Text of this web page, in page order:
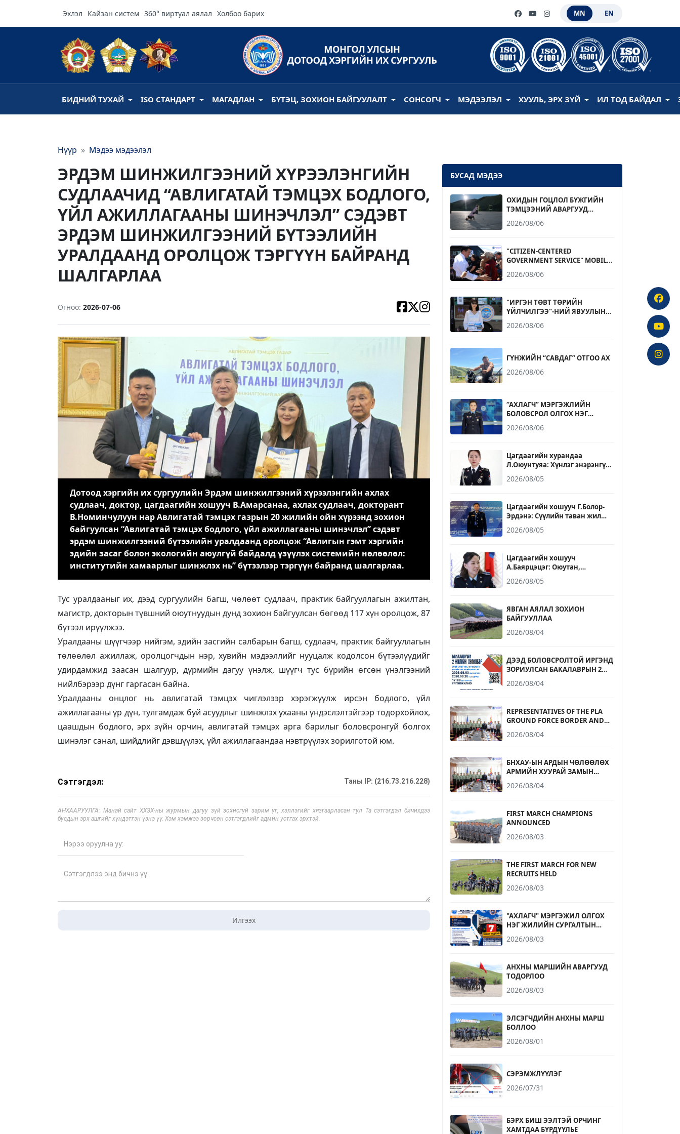
Эхлэл Кайзан систем 360° виртуал аялал Холбоо барих MN EN
БИДНИЙ ТУХАЙ ISO СТАНДАРТ МАГАДЛАН БҮТЭЦ, ЗОХИОН БАЙГУУЛАЛТ СОНСОГЧ МЭДЭЭЛЭЛ ХУУЛЬ, ЭРХ ЗҮЙ ИЛ ТОД БАЙДАЛ
Нүүр Мэдээ мэдээлэл
ЭРДЭМ ШИНЖИЛГЭЭНИЙ ХҮРЭЭЛЭНГИЙН
СУДЛААЧИД “АВЛИГАТАЙ ТЭМЦЭХ БОДЛОГО,
ҮЙЛ АЖИЛЛАГААНЫ ШИНЭЧЛЭЛ” СЭДЭВТ
ЭРДЭМ ШИНЖИЛГЭЭНИЙ БҮТЭЭЛИЙН
УРАЛДААНД ОРОЛЦОЖ ТЭРГҮҮН БАЙРАНД
ШАЛГАРЛАА
Огноо: 2026-07-06
Дотоод хэргийн их сургуулийн Эрдэм шинжилгээний хүрээлэнгийн ахлах
судлаач, доктор, цагдаагийн хошууч В.Амарсанаа, ахлах судлаач, докторант
В.Номинчулуун нар Авлигатай тэмцэх газрын 20 жилийн ойн хүрээнд зохион
байгуулсан “Авлигатай тэмцэх бодлого, үйл ажиллагааны шинэчлэл” сэдэвт
эрдэм шинжилгээний бүтээлийн уралдаанд оролцож “Авлигын гэмт хэргийн
эдийн засаг болон экологийн аюулгүй байдалд үзүүлэх системийн нөлөөлөл:
институтийн хамаарлыг шинжлэх нь” бүтээлээр тэргүүн байранд шалгарлаа.
Тус уралдааныг их, дээд сургуулийн багш, чөлөөт судлаач, практик байгууллагын ажилтан,
магистр, докторын түвшний оюутнуудын дунд зохион байгуулсан бөгөөд 117 хүн оролцож, 87
бүтээл ирүүлжээ.
Уралдааны шүүгчээр нийгэм, эдийн засгийн салбарын багш, судлаач, практик байгууллагын
төлөөлөл ажиллаж, оролцогчдын нэр, хувийн мэдээллийг нууцалж кодолсон бүтээлүүдийг
удирдамжид заасан шалгуур, дүрмийн дагуу үнэлж, шүүгч тус бүрийн өгсөн үнэлгээний
нийлбэрээр дүнг гаргасан байна.
Уралдааны онцлог нь авлигатай тэмцэх чиглэлээр хэрэгжүүлж ирсэн бодлого, үйл
ажиллагааны үр дүн, тулгамдаж буй асуудлыг шинжлэх ухааны үндэслэлтэйгээр тодорхойлох,
цаашдын бодлого, эрх зүйн орчин, авлигатай тэмцэх арга барилыг боловсронгуй болгох
шинэлэг санал, шийдлийг дэвшүүлэх, үйл ажиллагаандаа нэвтрүүлэх зорилготой юм.
Сэтгэгдэл: Таны IP: (216.73.216.228)
АНХААРУУЛГА: Манай сайт ХХЗХ-ны журмын дагуу зүй зохисгүй зарим үг, хэллэгийг хязгаарласан тул Та сэтгэгдэл бичихдээ
бусдын эрх ашгийг хүндэтгэн үзнэ үү. Хэм хэмжээ зөрчсөн сэтгэгдлийг админ устгах эрхтэй.
Илгээх
БУСАД МЭДЭЭ
ОХИДЫН ГОЦЛОЛ БҮЖГИЙН
ТЭМЦЭЭНИЙ АВАРГУУД
2026/08/06
"CITIZEN-CENTERED
GOVERNMENT SERVICE" MOBILE
NARANTUUL TRADE CENTER
2026/08/06
"ИРГЭН ТӨВТ ТӨРИЙН
ҮЙЛЧИЛГЭЭ"-НИЙ ЯВУУЛЫН
ХУДАЛДААНЫ ТӨВД
2026/08/06
ГҮНЖИЙН “САВДАГ” ОТГОО АХ
2026/08/06
“АХЛАГЧ” МЭРГЭЖЛИЙН
БОЛОВСРОЛ ОЛГОХ НЭГ
ДУНД БОЛОВСРОЛТОЙ 17-20
БОЛОМЖТОЙ
2026/08/06
Цагдаагийн хурандаа
Л.Оюунтуяа: Хүнлэг энэрэнгүй,
ажил, амьдралдаа баримталж
2026/08/05
Цагдаагийн хошууч Г.Болор-
Эрдэнэ: Сүүлийн таван жил
бэлтгэх үйлсэд үр бүтээлтэй
2026/08/05
Цагдаагийн хошууч
А.Баярцэцэг: Оюутан,
бус ёс зүй, зөв хандлага, бие
оруулахыг зорьдог
2026/08/05
ЯВГАН АЯЛАЛ ЗОХИОН
БАЙГУУЛЛАА
2026/08/04
ДЭЭД БОЛОВСРОЛТОЙ ИРГЭНД
ЗОРИУЛСАН БАКАЛАВРЫН 2
БҮРТГЭЛ ЭХЭЛЛЭЭ
2026/08/04
REPRESENTATIVES OF THE PLA
GROUND FORCE BORDER AND
RECEIVED
2026/08/04
БНХАУ-ЫН АРДЫН ЧӨЛӨӨЛӨХ
АРМИЙН ХУУРАЙ ЗАМЫН
ХАМГААЛАЛТЫН ДЭЭД
УУЛЗЛАА
2026/08/04
FIRST MARCH CHAMPIONS
ANNOUNCED
2026/08/03
THE FIRST MARCH FOR NEW
RECRUITS HELD
2026/08/03
"АХЛАГЧ" МЭРГЭЖИЛ ОЛГОХ
НЭГ ЖИЛИЙН СУРГАЛТЫН
ДУУСАХАД 7 ХОНОГ ҮЛДЛЭЭ
2026/08/03
АНХНЫ МАРШИЙН АВАРГУУД
ТОДОРЛОО
2026/08/03
ЭЛСЭГЧДИЙН АНХНЫ МАРШ
БОЛЛОО
2026/08/01
СЭРЭМЖЛҮҮЛЭГ
2026/07/31
БЭРХ БИШ ЭЭЛТЭЙ ОРЧИНГ
ХАМТДАА БҮРДҮҮЛЬЕ